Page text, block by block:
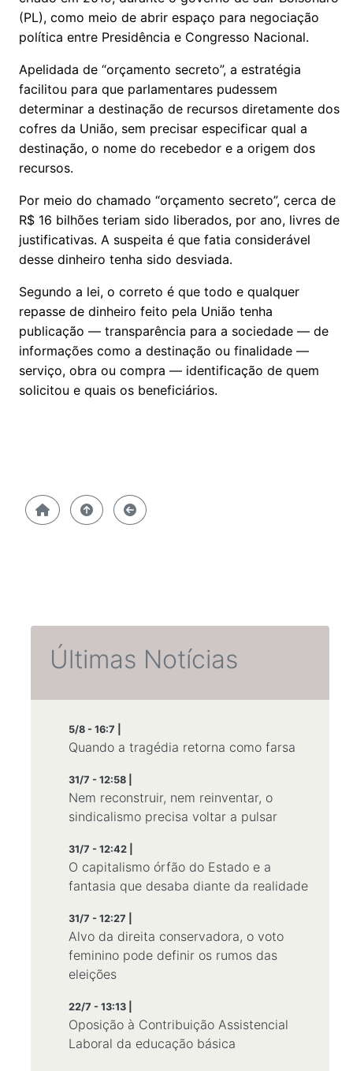
(PL), como meio de abrir espaço para negociação
política entre Presidência e Congresso Nacional.
Apelidada de “orçamento secreto”, a estratégia
facilitou para que parlamentares pudessem
determinar a destinação de recursos diretamente dos
cofres da União, sem precisar especificar qual a
destinação, o nome do recebedor e a origem dos
recursos.
Por meio do chamado “orçamento secreto”, cerca de
R$ 16 bilhões teriam sido liberados, por ano, livres de
justificativas. A suspeita é que fatia considerável
desse dinheiro tenha sido desviada.
Segundo a lei, o correto é que todo e qualquer
repasse de dinheiro feito pela União tenha
publicação — transparência para a sociedade — de
informações como a destinação ou finalidade —
serviço, obra ou compra — identificação de quem
solicitou e quais os beneficiários.
Últimas Notícias
5/8 - 16:7 |
Quando a tragédia retorna como farsa
31/7 - 12:58 |
Nem reconstruir, nem reinventar, o
sindicalismo precisa voltar a pulsar
31/7 - 12:42 |
O capitalismo órfão do Estado e a
fantasia que desaba diante da realidade
31/7 - 12:27 |
Alvo da direita conservadora, o voto
feminino pode definir os rumos das
eleições
22/7 - 13:13 |
Oposição à Contribuição Assistencial
Laboral da educação básica